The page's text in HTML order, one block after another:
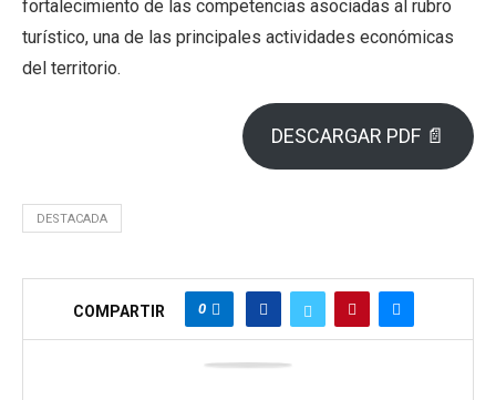
fortalecimiento de las competencias asociadas al rubro
turístico, una de las principales actividades económicas
del territorio.
DESCARGAR PDF 📄
DESTACADA
COMPARTIR 0